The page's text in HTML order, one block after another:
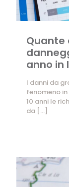
Quante
anno in
I danni da
fenomeno
10 anni le
da […]